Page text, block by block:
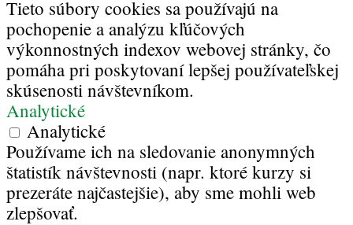
Tieto súbory cookies sa používajú na
pochopenie a analýzu kľúčových
výkonnostných indexov webovej stránky, čo
pomáha pri poskytovaní lepšej používateľskej
skúsenosti návštevníkom.
Analytické
Analytické
Používame ich na sledovanie anonymných
štatistík návštevnosti (napr. ktoré kurzy si
prezeráte najčastejšie), aby sme mohli web
zlepšovať.